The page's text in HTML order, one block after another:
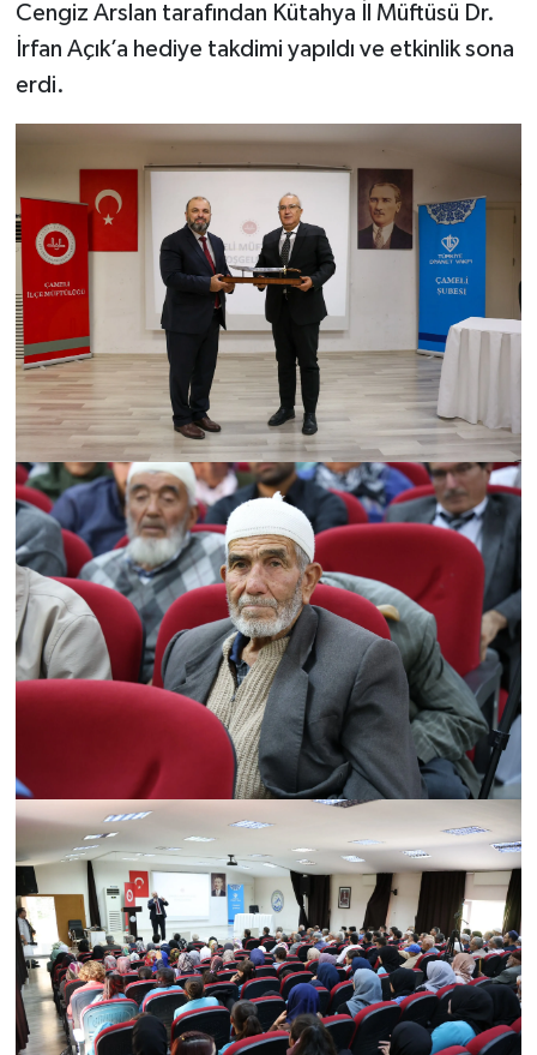
Cengiz Arslan tarafından Kütahya İl Müftüsü Dr.
İrfan Açık’a hediye takdimi yapıldı ve etkinlik sona
erdi.